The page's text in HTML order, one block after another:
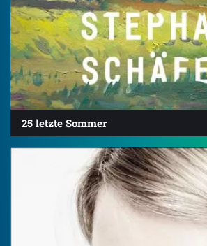
25 letzte Sommer